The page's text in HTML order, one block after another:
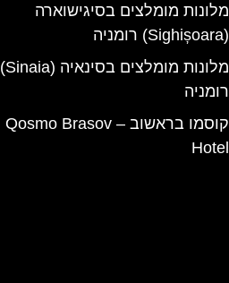
מלונות מומלצים בסיגישוארה
(Sighișoara) רומניה
מלונות מומלצים בסינאיה (Sinaia)
רומניה
קוסמו בראשוב – Qosmo Brasov
Hotel